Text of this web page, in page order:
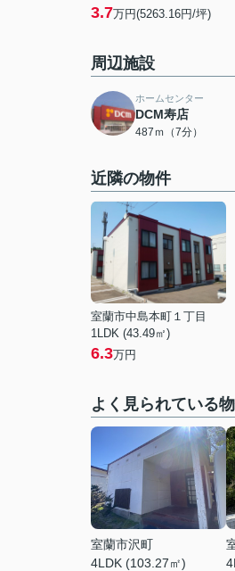
3.7万円(5263.16円/坪)
周辺施設
ホームセンター
DCM寿店
487ｍ（7分）
近隣の物件
室蘭市中島本町１丁目
1LDK (43.49㎡)
6.3万円
よく見られている
室蘭市沢町
4LDK (103.27㎡)